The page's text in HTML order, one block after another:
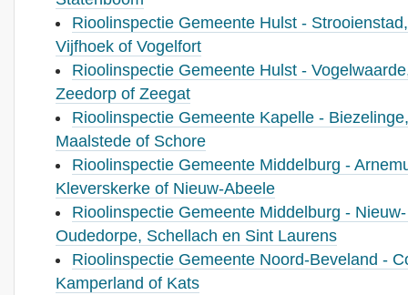
Rioolinspectie Gemeente Hulst -
Vijfhoek of Vogelfort
Rioolinspectie Gemeente Hulst -
Zeedorp of Zeegat
Rioolinspectie Gemeente Kapelle -
Maalstede of Schore
Rioolinspectie Gemeente Middelburg -
Kleverskerke of Nieuw-Abeele
Rioolinspectie Gemeente Middelburg -
Oudedorpe, Schellach en Sint Laurens
Rioolinspectie Gemeente Noord-Beveland -
Kamperland of Kats